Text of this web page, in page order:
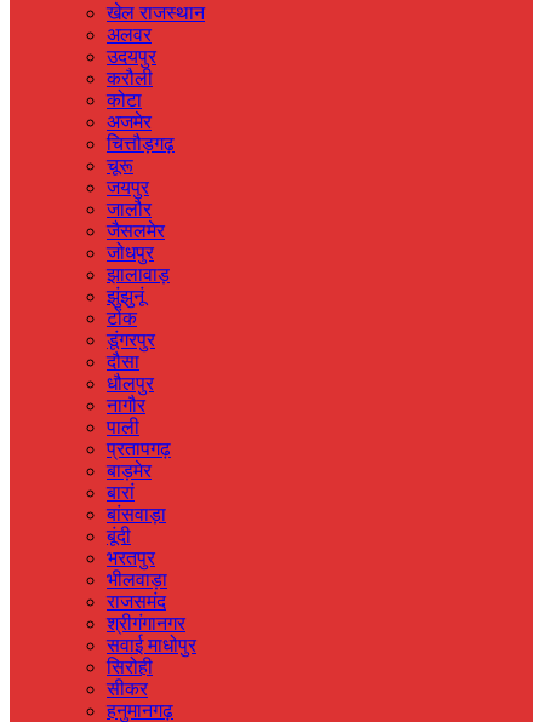
खेल राजस्‍थान
अलवर
उदयपुर
करौली
कोटा
अजमेर
चित्तौड़गढ़
चूरू
जयपुर
जालौर
जैसलमेर
जोधपुर
झालावाड़
झुंझुनूं
टोंक
डूंगरपुर
दौसा
धौलपुर
नागौर
पाली
प्रतापगढ़
बाड़मेर
बारां
बांसवाड़ा
बूंदी
भरतपुर
भीलवाड़ा
राजसमंद
श्रीगंगानगर
सवाई माधोपुर
सिरोही
सीकर
हनुमानगढ़